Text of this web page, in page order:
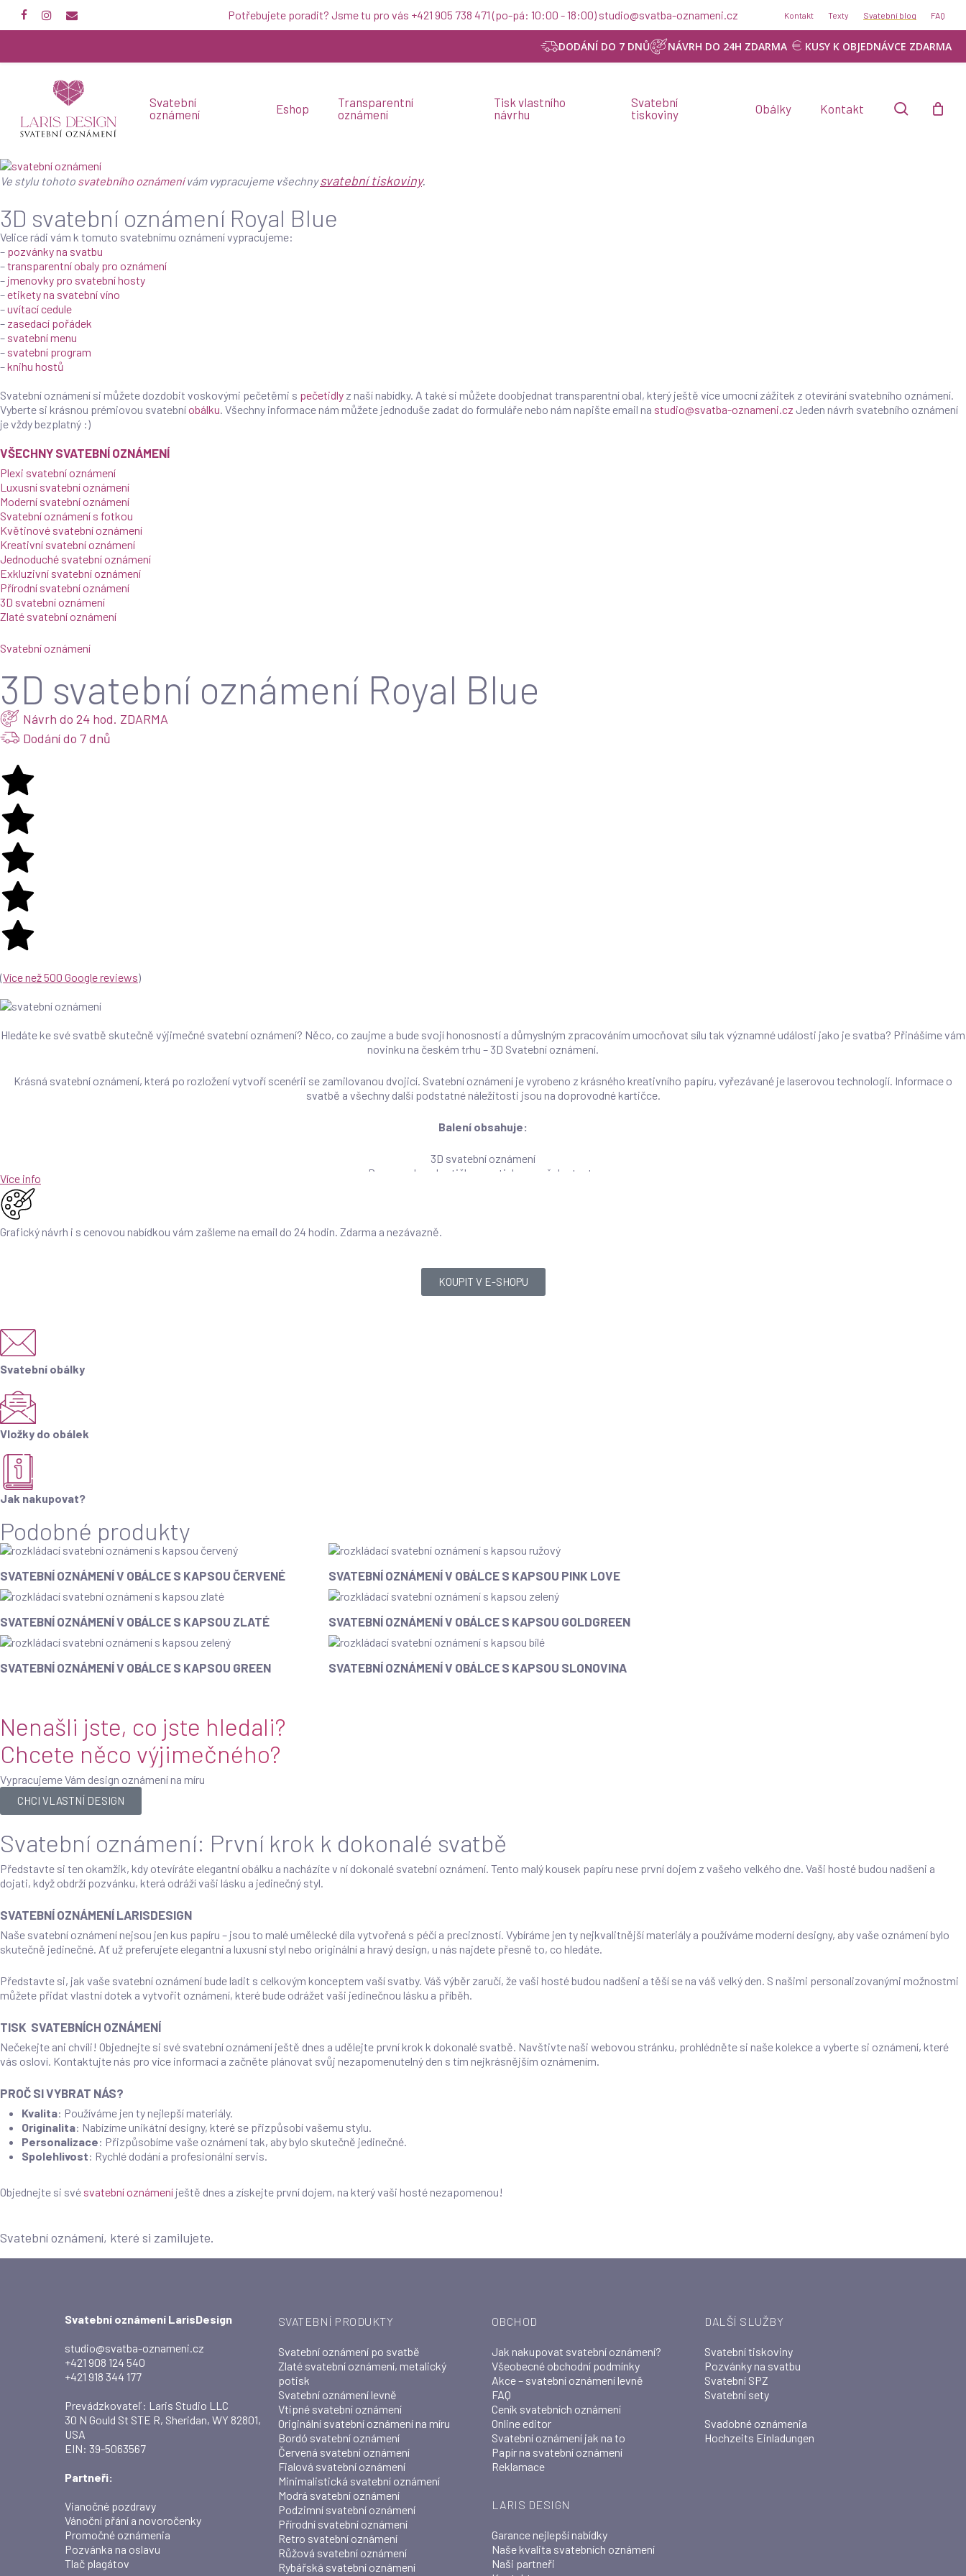
main
Potřebujete poradit? Jsme tu pro vás +421 905 738 471 (po-pá: 10:00 - 18:00) studio@svatba-oznameni.cz Kontakt Texty Svatební blog FAQ
DODÁNÍ DO 7 DNŮ NÁVRH DO 24H ZDARMA KUSY K OBJEDNÁVCE ZDARMA
Svatební
oznámení
Eshop
Transparentní
oznámení
Tisk vlastního
návrhu
Svatební
tiskoviny
Obálky Kontakt search
Ve stylu tohoto svatebního oznámenívám vypracujeme všechnysvatební tiskoviny.
3D svatební oznámení Royal Blue
Velice rádi vám k tomuto svatebnímu oznámení vypracujeme:
– pozvánky na svatbu
–transparentní obaly pro oznámení
– jmenovky pro svatební hosty
–etikety na svatební víno
–uvítací cedule
– zasedací pořádek
– svatební menu
– svatební program
–knihu hostů
Svatební oznámení si můžete dozdobit voskovými pečetěmi s pečetidly z naší nabídky. A také si můžete doobjednat transparentní obal, který ještě více umocní zážitek z otevírání svatebního oznámení.
Vyberte si krásnou prémiovou svatebníobálku. Všechny informace nám můžete jednoduše zadat do formuláře nebo nám napište email na studio@svatba-oznameni.cz Jeden návrh svatebního oznámení
je vždy bezplatný :)
VŠECHNY SVATEBNÍ OZNÁMENÍ
Plexi svatební oznámení
Luxusní svatební oznámení
Moderní svatební oznámení
Svatební oznámení s fotkou
Květinové svatební oznámení
Kreativní svatební oznámení
Jednoduché svatební oznámení
Exkluzivní svatební oznámení
Přírodní svatební oznámení
3D svatební oznámení
Zlaté svatební oznámení
Svatební oznámení
3D svatební oznámení Royal Blue
Návrh do 24 hod. ZDARMA
Dodání do 7 dnů
(Více než 500 Google reviews)
Hledáte ke své svatbě skutečně výjimečné svatební oznámení? Něco, co zaujme a bude svojí honosností a důmyslným zpracováním umocňovat sílu tak významné události jako je svatba? Přinášíme vám
novinku na českém trhu – 3D Svatební oznámení.
Krásná svatební oznámení, která po rozložení vytvoří scenérii se zamilovanou dvojicí. Svatební oznámení je vyrobeno z krásného kreativního papíru, vyřezávané je laserovou technologií. Informace o
svatbě a všechny další podstatné náležitosti jsou na doprovodné kartičce.
Balení obsahuje:
3D svatební oznámení
Doprovodnou kartičku s potiskem vašeho textu
Více info
Grafický návrh i s cenovou nabídkou vám zašleme na email do 24 hodin. Zdarma a nezávazně.
KOUPIT V E-SHOPU
Svatební obálky
Vložky do obálek
Jak nakupovat?
Podobné produkty
SVATEBNÍ OZNÁMENÍ V OBÁLCE S KAPSOU ČERVENÉ SVATEBNÍ OZNÁMENÍ V OBÁLCE S KAPSOU PINK LOVE
SVATEBNÍ OZNÁMENÍ V OBÁLCE S KAPSOU ZLATÉ SVATEBNÍ OZNÁMENÍ V OBÁLCE S KAPSOU GOLDGREEN
SVATEBNÍ OZNÁMENÍ V OBÁLCE S KAPSOU GREEN SVATEBNÍ OZNÁMENÍ V OBÁLCE S KAPSOU SLONOVINA
Nenašli jste, co jste hledali?
Chcete něco výjimečného?
Vypracujeme Vám design oznámení na míru
CHCI VLASTNÍ DESIGN
Svatební oznámení: První krok k dokonalé svatbě
Představte si ten okamžik, kdy otevíráte elegantní obálku a nacházíte v ní dokonalé svatební oznámení. Tento malý kousek papíru nese první dojem z vašeho velkého dne. Vaši hosté budou nadšeni a
dojati, když obdrží pozvánku, která odráží vaši lásku a jedinečný styl.
SVATEBNÍ OZNÁMENÍ LARISDESIGN
Naše svatební oznámení nejsou jen kus papíru – jsou to malé umělecké díla vytvořená s péčí a precizností. Vybíráme jen ty nejkvalitnější materiály a používáme moderní designy, aby vaše oznámení bylo
skutečně jedinečné. Ať už preferujete elegantní a luxusní styl nebo originální a hravý design, u nás najdete přesně to, co hledáte.
Představte si, jak vaše svatební oznámení bude ladit s celkovým konceptem vaší svatby. Váš výběr zaručí, že vaši hosté budou nadšeni a těší se na váš velký den. S našimi personalizovanými možnostmi
můžete přidat vlastní dotek a vytvořit oznámení, které bude odrážet vaši jedinečnou lásku a příběh.
TISK SVATEBNÍCH OZNÁMENÍ
Nečekejte ani chvíli! Objednejte si své svatební oznámení ještě dnes a udělejte první krok k dokonalé svatbě. Navštivte naši webovou stránku, prohlédněte si naše kolekce a vyberte si oznámení, které
vás osloví. Kontaktujte nás pro více informací a začněte plánovat svůj nezapomenutelný den s tím nejkrásnějším oznámením.
PROČ SI VYBRAT NÁS?
Kvalita: Používáme jen ty nejlepší materiály.
Originalita: Nabízíme unikátní designy, které se přizpůsobí vašemu stylu.
Personalizace: Přizpůsobíme vaše oznámení tak, aby bylo skutečně jedinečné.
Spolehlivost: Rychlé dodání a profesionální servis.
Objednejte si své svatební oznámení ještě dnes a získejte první dojem, na který vaši hosté nezapomenou!
Svatební oznámení, které si zamilujete.
Svatební oznámení LarisDesign
studio@svatba-oznameni.cz
+421 908 124 540
+421 918 344 177
Prevádzkovateľ: Laris Studio LLC
30 N Gould St STE R, Sheridan, WY 82801,
USA
EIN: 39-5063567
Partneři:
Vianočné pozdravy
Vánoční přání a novoročenky
Promočné oznámenia
Pozvánka na oslavu
Tlač plagátov
SVATEBNÍ PRODUKTY
Svatební oznámení po svatbě
Zlaté svatební oznámení, metalický
potisk
Svatební oznámení levně
Vtipné svatební oznámení
Originální svatební oznámení na míru
Bordó svatební oznámení
Červená svatební oznámení
Fialová svatební oznámení
Minimalistická svatební oznámení
Modrá svatební oznámení
Podzimní svatební oznámení
Přírodní svatební oznámení
Retro svatební oznámení
Růžová svatební oznámení
Rybářská svatební oznámení
OBCHOD
Jak nakupovat svatební oznámení?
Všeobecné obchodní podmínky
Akce – svatební oznámení levně
FAQ
Ceník svatebních oznámení
Online editor
Svatební oznámení jak na to
Papír na svatební oznámení
Reklamace
LARIS DESIGN
Garance nejlepší nabídky
Naše kvalita svatebních oznámení
Naši partneři
DALŠÍ SLUŽBY
Svatební tiskoviny
Pozvánky na svatbu
Svatební SPZ
Svatební sety
Svadobné oznámenia
Hochzeits Einladungen